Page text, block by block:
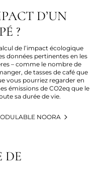
D’UN
?
de l’impact écologique
données pertinentes en les
– comme le nombre de
de tasses de café que
vous pourriez regarder en
émissions de CO2eq que le
sa durée de vie.
NOORA
DE